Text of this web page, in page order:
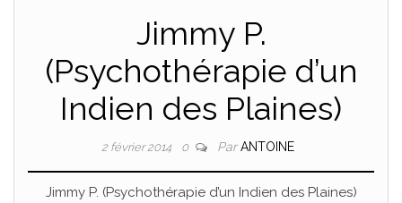
Jimmy P.
(Psychothérapie d’un
Indien des Plaines)
2 février 2014 0 ParANTOINE
Jimmy P. (Psychothérapie d’un Indien des Plaines)